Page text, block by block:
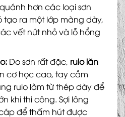
hơn các loại sơn
tạo ra một lớp màng dày,
vết nứt nhỏ và lỗ hổng
Do sơn rất đặc, rulo lăn
cơ học cao, tay cầm
rulo làm từ thép dày để
khi thi công. Sợi lông
để thấm hút được